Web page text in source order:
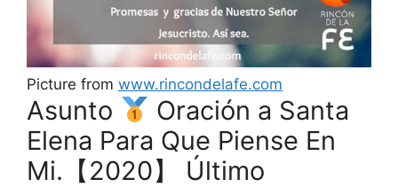
Picture from www.rincondelafe.com
Asunto
Oración a Santa
Elena Para Que Piense En
Mi.【2020】 Último